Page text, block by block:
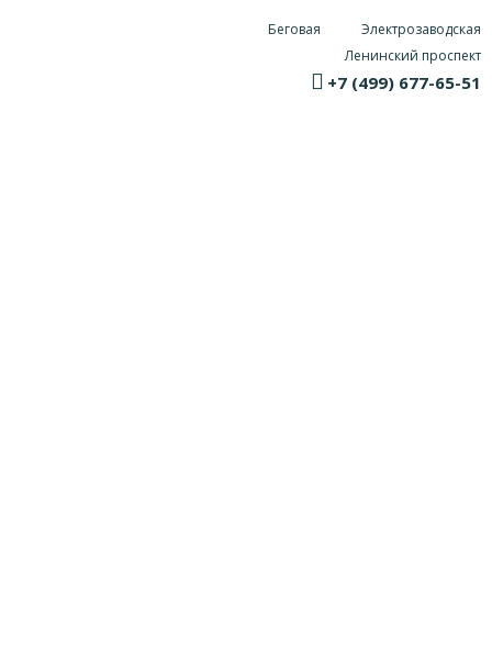
Беговая
Электрозаводская
Ленинский проспект
+7 (499) 677-65-51